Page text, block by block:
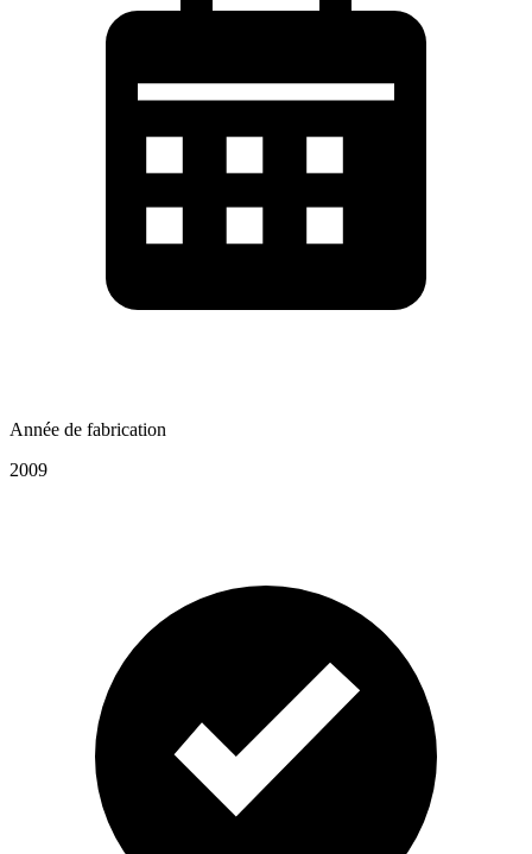
Année de fabrication
2009